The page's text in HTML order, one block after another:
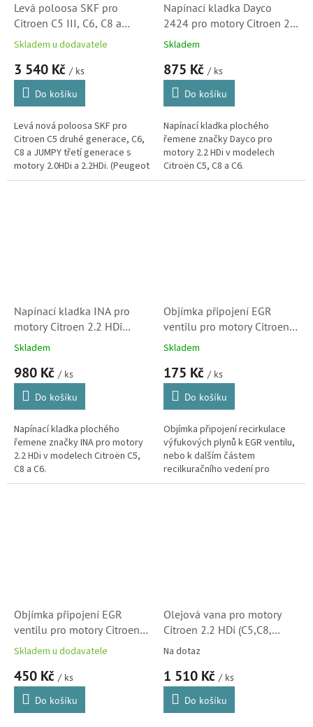
Levá poloosa SKF pro
Citroen C5 III, C6, C8 a
JUMPY 07- (VKJC8523)
Skladem u dodavatele
3 540 Kč / ks
Do košíku
Levá nová poloosa SKF pro
Citroen C5 druhé generace, C6,
C8 a JUMPY třetí generace s
motory 2.0HDi a 2.2HDi. (Peugeot
407, 807 a Expert, Fiat Ulysse a
Napínací kladka Dayco
2424 pro motory Citroen 2.2
HDi (5751F5)
Skladem
875 Kč / ks
Do košíku
Napínací kladka plochého
řemene značky Dayco pro
motory 2.2 HDi v modelech
Citroën C5, C8 a C6.
Napínací kladka INA pro
motory Citroen 2.2 HDi
(5751F5, 534006810)
Skladem
980 Kč / ks
Do košíku
Napínací kladka plochého
řemene značky INA pro motory
2.2 HDi v modelech Citroën C5,
C8 a C6.
Objímka připojení EGR
ventilu pro motory Citroen
1.4HDi, 1.6HDi, 2.0HDi,
Peugeot, 215907)
Skladem
175 Kč / ks
Do košíku
Objímka připojení recirkulace
výfukových plynů k EGR ventilu,
nebo k dalším částem
recilkuračního vedení pro
motory Citroën - Peugeot
Objímka připojení EGR
ventilu pro motory Citroen
1.4HDi, 1.6HDi, 2.0HDi,
Peugeot, SKL)
Skladem u dodavatele
450 Kč / ks
Do košíku
Olejová vana pro motory
Citroen 2.2 HDi (C5,C8,
Peugeot, 406, 607, 807,
10000158)
Na dotaz
1 510 Kč / ks
Do košíku